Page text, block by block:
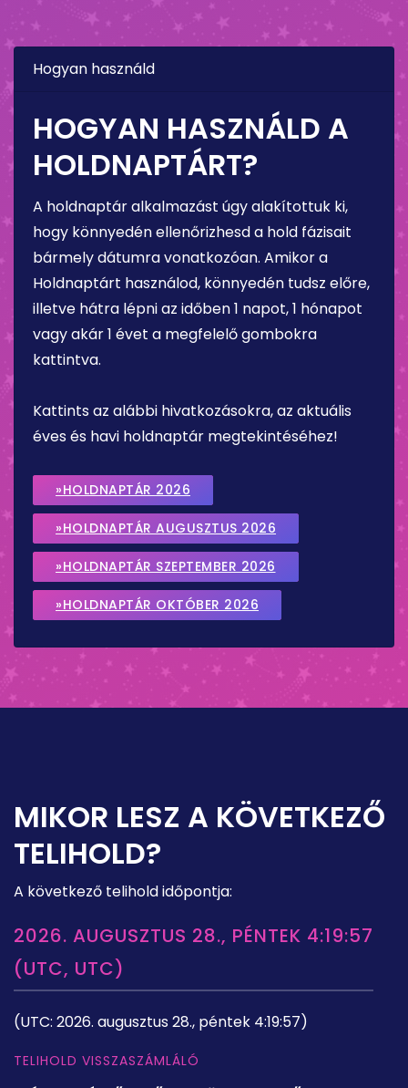
Hogyan használd
HOGYAN HASZNÁLD A
HOLDNAPTÁRT?
A holdnaptár alkalmazást úgy alakítottuk ki,
hogy könnyedén ellenőrizhesd a hold fázisait
bármely dátumra vonatkozóan. Amikor a
Holdnaptárt használod, könnyedén tudsz előre,
illetve hátra lépni az időben 1 napot, 1 hónapot
vagy akár 1 évet a megfelelő gombokra
kattintva.
Kattints az alábbi hivatkozásokra, az aktuális
éves és havi holdnaptár megtekintéséhez!
»HOLDNAPTÁR 2026
»HOLDNAPTÁR AUGUSZTUS 2026
»HOLDNAPTÁR SZEPTEMBER 2026
»HOLDNAPTÁR OKTÓBER 2026
MIKOR LESZ A KÖVETKEZŐ
TELIHOLD?
A következő telihold időpontja:
2026. AUGUSZTUS 28., PÉNTEK 4:19:57
(UTC, UTC)
(UTC: 2026. augusztus 28., péntek 4:19:57)
TELIHOLD VISSZASZÁMLÁLÓ